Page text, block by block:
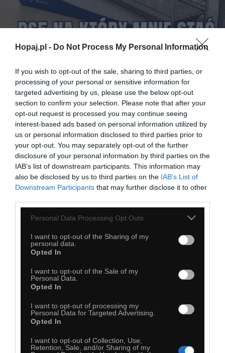
Hopaj.pl - Do Not Process My Personal Information
If you wish to opt-out of the sale, sharing to third parties, or
processing of your personal or sensitive information for
targeted advertising by us, please use the below opt-out
section to confirm your selection. Please note that after your
opt-out request is processed you may continue seeing
interest-based ads based on personal information utilized by
us or personal information disclosed to third parties prior to
your opt-out. You may separately opt-out of the further
disclosure of your personal information by third parties on the
IAB’s list of downstream participants. This information may
also be disclosed by us to third parties on the IAB’s List of
Downstream Participants that may further disclose it to other
Personal Data Processing Opt Outs
I want to opt-out of the Sharing of my
personal data.
Opted In
I want to opt-out of the Sale of my
Personal Data.
Opted In
I want to opt-out of processing my
Personal Data for Targeted Advertising.
Opted In
I want to opt-out of Collection, Use,
Retention, Sale, and/or Sharing of my
28
Kopiuj link
Komentuj Dodaj do ulubionych Dodaj do przyjaciół
Najbardziej biedacka rzecz